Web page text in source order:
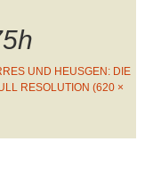
UND HEUSGEN: DIE
RESOLUTION (620 ×